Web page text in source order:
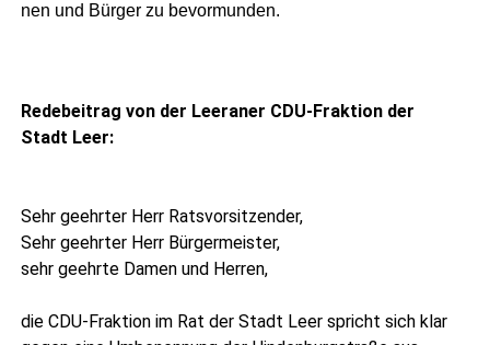
nen und Bür­ger zu bevormunden.
Rede­bei­trag von der Leera­ner CDU-Frak­ti­on der
Stadt Leer:
Sehr geehr­ter Herr Rats­vor­sit­zen­der,
Sehr geehr­ter Herr Bür­ger­meis­ter,
sehr geehr­te Damen und Herren,
die CDU-Frak­ti­on im Rat der Stadt Leer spricht sich klar